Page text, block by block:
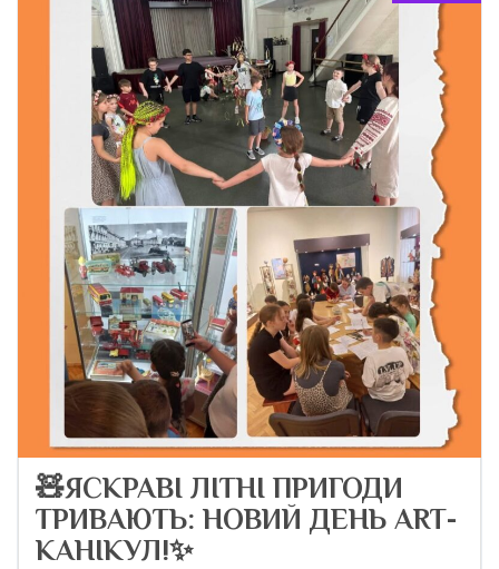
🧸ЯСКРАВІ ЛІТНІ ПРИГОДИ
ТРИВАЮТЬ: НОВИЙ ДЕНЬ ART-
КАНІКУЛ!✨